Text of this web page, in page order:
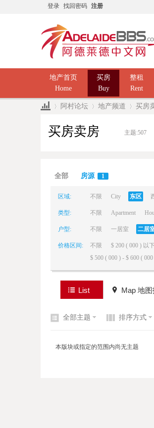
登录 找回密码 注册
地产首页
Home
买房
Buy
整租
Rent
阿村论坛 地产频道 买房
买房卖房 主题:507
全部 房源 1
区域: 不限 City 东区
类型: 不限 Apartment
户型: 不限 一居室 二居
价格区间: 不限 $ 200 ( 000 ) 以下
$ 500 ( 000 ) - $ 600 ( 000
List Map 地
全部主题 排序方式
本版块或指定的范围内尚无主题